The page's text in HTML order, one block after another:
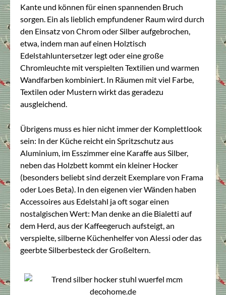
Kante und können für einen spannenden Bruch
sorgen. Ein als lieblich empfundener Raum wird durch
den Einsatz von Chrom oder Silber aufgebrochen,
etwa, indem man auf einen Holztisch
Edelstahluntersetzer legt oder eine große
Chromleuchte mit verspielten Textilien und warmen
Wandfarben kombiniert. In Räumen mit viel Farbe,
Textilen oder Mustern wirkt das geradezu
ausgleichend.
Übrigens muss es hier nicht immer der Komplettlook
sein: In der Küche reicht ein Spritzschutz aus
Aluminium, im Esszimmer eine Karaffe aus Silber,
neben das Holzbett kommt ein kleiner Hocker
(besonders beliebt sind derzeit Exemplare von Frama
oder Loes Beta). In den eigenen vier Wänden haben
Accessoires aus Edelstahl ja oft sogar einen
nostalgischen Wert: Man denke an die Bialetti auf
dem Herd, aus der Kaffeegeruch aufsteigt, an
verspielte, silberne Küchenhelfer von Alessi oder das
geerbte Silberbesteck der Großeltern.